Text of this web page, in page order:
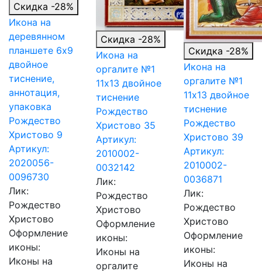
Скидка -28%
Икона на
деревянном
планшете 6х9
двойное
тиснение,
аннотация,
упаковка
Рождество
Христово 9
Артикул:
2020056-
0096730
Лик:
Рождество
Христово
Оформление
иконы:
Иконы на
Скидка -28%
Икона на
оргалите №1
11х13 двойное
тиснение
Рождество
Христово 35
Артикул:
2010002-
0032142
Лик:
Рождество
Христово
Оформление
иконы:
Иконы на
оргалите
Скидка -28%
Икона на
оргалите №1
11х13 двойное
тиснение
Рождество
Христово 39
Артикул:
2010002-
0036871
Лик:
Рождество
Христово
Оформление
иконы:
Иконы на